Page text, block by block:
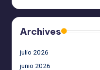
Archives
julio 2026
junio 2026